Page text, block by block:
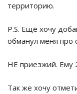
территорию.
P.S. Ещё хочу
обманул меня про
НЕ приезжий. Ему
Так же хочу